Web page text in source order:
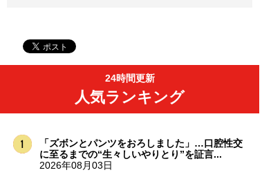
24時間更新
人気ランキング
「ズボンとパンツをおろしました」…口腔性交
に至るまでの“生々しいやりとり”を証言...
2026年08月03日